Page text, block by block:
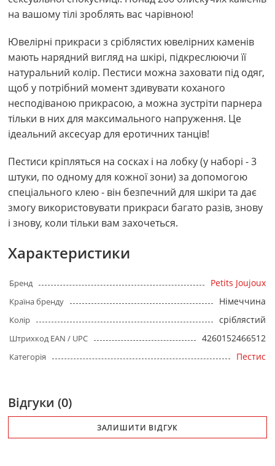
на вашому тілі зроблять вас чарівною!
Ювелірні прикраси з сріблястих ювелірних каменів
мають нарядний вигляд на шкірі, підкреслюючи її
натуральний колір. Пестиси можна заховати під одяг,
щоб у потрібний момент здивувати коханого
несподіваною прикрасою, а можна зустріти парнера
тільки в них для максимального напруження. Це
ідеальний аксесуар для еротичних танців!
Пестиси кріпляться на сосках і на лобку (у наборі - 3
штуки, по одному для кожної зони) за допомогою
спеціального клею - він безпечний для шкіри та дає
змогу використовувати прикраси багато разів, знову
і знову, коли тільки вам захочеться.
Характеристики
Бренд Petits Joujoux
Країна бренду Німеччина
Колір сріблястий
Штрихкод EAN / UPC 4260152466512
Категорія Пестис
Відгуки (0)
ЗАЛИШИТИ ВІДГУК